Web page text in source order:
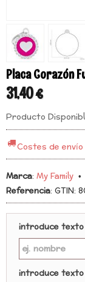
Placa Corazón
31,40 €
Producto
Costes de envío
Marca: My Family •
Referencia: GTIN:
introduce texto
introduce